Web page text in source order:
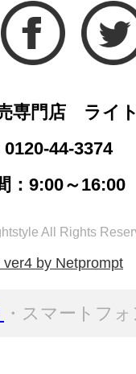
専門店 ライ
44-3374
：9:00～16:00
All Rights
ver4 by Netprompt
・スマートフ